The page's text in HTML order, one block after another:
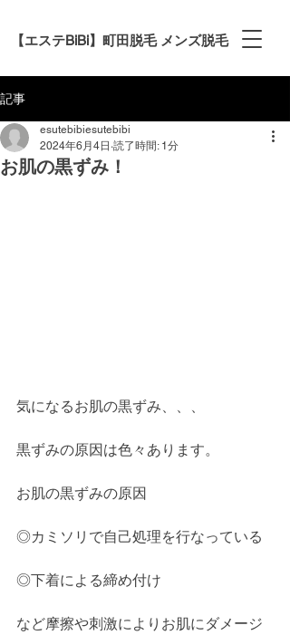
【エステBiBi】町田脱毛 メンズ脱毛
記事
お肌の黒ずみ！
esutebibiesutebibi
2024年6月4日 読了時間: 1分
気になるお肌の黒ずみ、、、
黒ずみの原因は色々あります。
お肌の黒ずみの原因
◎カミソリで自己処理を行なっている
◎下着による締め付け
など摩擦や刺激によりお肌にダメージ